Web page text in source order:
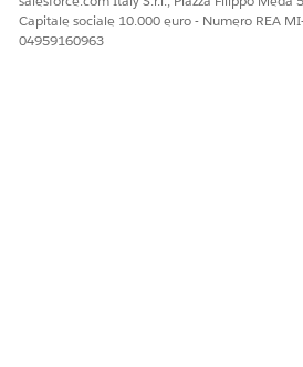
QUESTO ARTICOLO HA
Capitale sociale 10.000 euro - Numero REA
04959160963